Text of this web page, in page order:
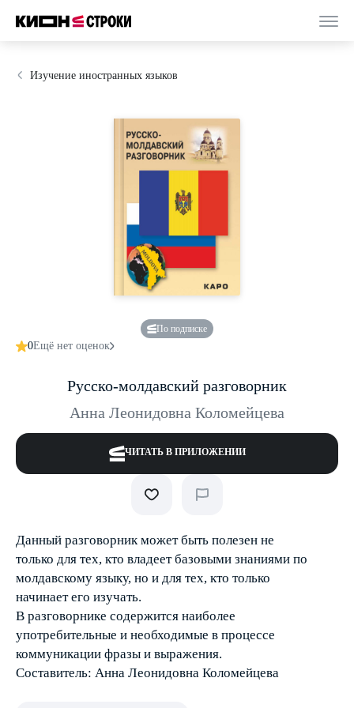
Изучение иностранных языков
По подписке
0Ещё нет оценок
Русско-молдавский разговорник
Анна Леонидовна Коломейцева
ЧИТАТЬ В ПРИЛОЖЕНИИ
Данный разговорник может быть полезен не
только для тех, кто владеет базовыми знаниями по
молдавскому языку, но и для тех, кто только
начинает его изучать.
В разговорнике содержится наиболее
употребительные и необходимые в процессе
коммуникации фразы и выражения.
Составитель: Анна Леонидовна Коломейцева